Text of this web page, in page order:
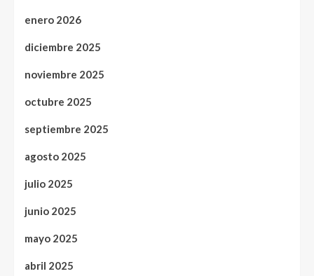
enero 2026
diciembre 2025
noviembre 2025
octubre 2025
septiembre 2025
agosto 2025
julio 2025
junio 2025
mayo 2025
abril 2025